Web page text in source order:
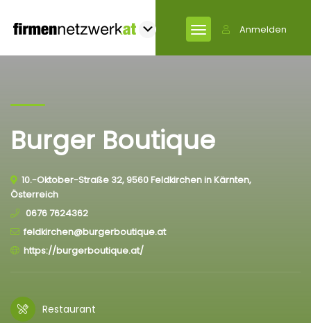
Anmelden
Burger Boutique
10.-Oktober-Straße 32, 9560 Feldkirchen in Kärnten,
Österreich
0676 7624362
feldkirchen@burgerboutique.at
https://burgerboutique.at/
Restaurant